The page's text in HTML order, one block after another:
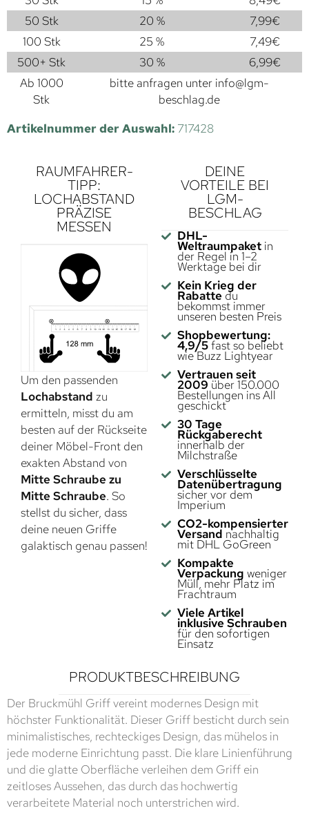
50 Stk
20 % 7,99€
100 Stk
25 % 7,49€
500+ Stk
30 % 6,99€
Ab 1000
Stk
bitte anfragen unter info@lgm-
beschlag.de
Artikelnummer der Auswahl: 717428
RAUMFAHRER-
TIPP:
LOCHABSTAND
PRÄZISE
MESSEN
Um den passenden
Lochabstand zu
ermitteln, misst du am
besten auf der Rückseite
deiner Möbel-Front den
exakten Abstand von
Mitte Schraube zu
Mitte Schraube. So
stellst du sicher, dass
deine neuen Griffe
galaktisch genau passen!
DEINE
VORTEILE BEI
LGM-
BESCHLAG
DHL-
Weltraumpaketin
der Regel in 1–2
Werktage bei dir
Kein Krieg der
Rabatte du
bekommst immer
unseren besten Preis
Shopbewertung:
4,9/5fast so beliebt
wie Buzz Lightyear
Vertrauen seit
2009 über 150.000
Bestellungen ins All
geschickt
30 Tage
Rückgaberecht
innerhalb der
Milchstraße
Verschlüsselte
Datenübertragung
sicher vor dem
Imperium
CO2-kompensierter
Versand nachhaltig
mit DHL GoGreen
Kompakte
Verpackung weniger
Müll, mehr Platz im
Frachtraum
Viele Artikel
inklusive Schrauben
für den sofortigen
Einsatz
PRODUKTBESCHREIBUNG
Der Bruckmühl Griff vereint modernes Design mit
höchster Funktionalität. Dieser Griff besticht durch sein
minimalistisches, rechteckiges Design, das mühelos in
jede moderne Einrichtung passt. Die klare Linienführung
und die glatte Oberfläche verleihen dem Griff ein
zeitloses Aussehen, das durch das hochwertig
verarbeitete Material noch unterstrichen wird.